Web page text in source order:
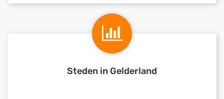
Steden in Gelderland